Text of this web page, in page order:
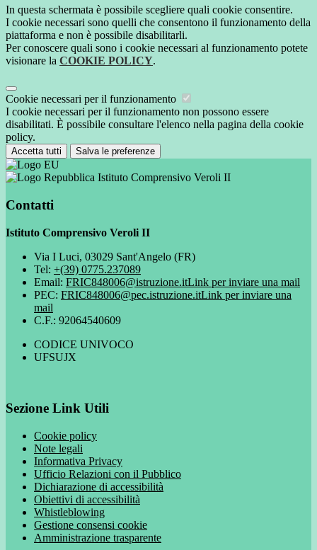
In questa schermata è possibile scegliere quali cookie consentire.
I cookie necessari sono quelli che consentono il funzionamento della
piattaforma e non è possibile disabilitarli.
Per conoscere quali sono i cookie necessari al funzionamento potete
visionare la COOKIE POLICY.
Cookie necessari per il funzionamento
I cookie necessari per il funzionamento non possono essere
disabilitati. È possibile consultare l'elenco nella pagina della cookie
policy.
Accetta tutti Salva le preferenze
Istituto Comprensivo Veroli II
Contatti
Istituto Comprensivo Veroli II
Via I Luci, 03029 Sant'Angelo (FR)
Tel: +(39) 0775.237089
Email: FRIC848006@istruzione.itLink per inviare una mail
PEC: FRIC848006@pec.istruzione.itLink per inviare una
mail
C.F.: 92064540609
CODICE UNIVOCO
UFSUJX
Sezione Link Utili
Cookie policy
Note legali
Informativa Privacy
Ufficio Relazioni con il Pubblico
Dichiarazione di accessibilità
Obiettivi di accessibilità
Whistleblowing
Gestione consensi cookie
Amministrazione trasparente